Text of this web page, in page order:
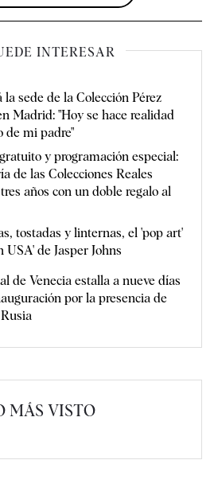
INTERESAR
la sede de la Colección Pérez
Madrid: "Hoy se hace realidad
de mi padre"
y programación especial:
de las Colecciones Reales
años con un doble regalo al
tostadas y linternas, el 'pop art'
USA' de Jasper Johns
de Venecia estalla a nueve días
por la presencia de
MÁS VISTO